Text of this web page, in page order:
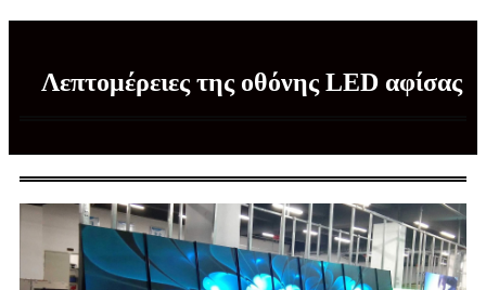
Λεπτομέρειες της οθόνης LED αφίσας